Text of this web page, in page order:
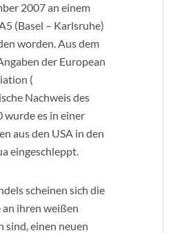
2007 an einem
(Basel – Karlsruhe)
worden. Aus dem
der European
(
Nachweis des
wurde es in einer
aus den USA in den
eingeschleppt.
scheinen sich die
an ihren weißen
sind, einen neuen